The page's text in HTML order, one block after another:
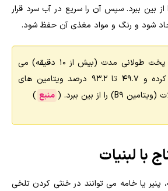
از بین ببرد. سپس آن را سریع در آب سرد قرار
شود و رنگ و مواد مغذی آن حفظ شود.
توجه داشته باشید که پخت طولانی مدت (بیش از ۱۰ دقیقه) می
تواند طعم را تلخ تر کرده و 49.7 تا 93.2 درصد ویتامین های
منبع )
پنیر یا خامه می توانند در خنثی کردن تلخی